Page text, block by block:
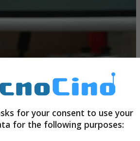
for your consent to use your
for the following purposes: